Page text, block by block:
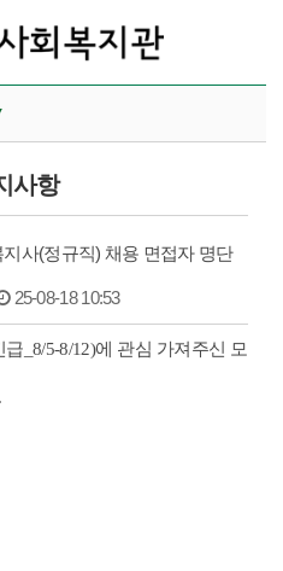
야기
사항
사(정규직) 채용 면접자 명단
25-08-18 10:53
_ 8/5-8/12)에 관심 가져주신 모